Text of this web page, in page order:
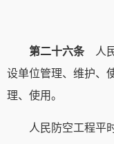
第二十六条
人
设单位管理、维护、
理、使用。
人民防空工程平